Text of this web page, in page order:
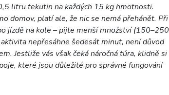
litru tekutin na každých 15 kg hmotnosti.
domov, platí ale, že nic se nemá přehánět. Při
jízdě na kole – pijte menší množství (150–250
nepřesáhne šedesát minut, není důvod
Jestliže vás však čeká náročná túra, klidně si
které jsou důležité pro správné fungování